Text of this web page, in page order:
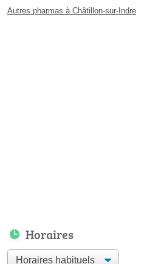
Autres pharmas à Châtillon-sur-Indre
Horaires